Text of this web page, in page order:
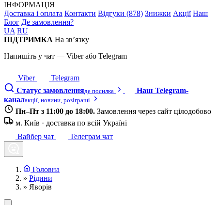
ІНФОРМАЦІЯ
Доставка і оплата Контакти Відгуки (878) Знижки Акції Наш
Блог Де замовлення?
UA RU
ПІДТРИМКА На зв’язку
Напишіть у чат — Viber або Telegram
Viber
Telegram
Статус замовленняде посилка
Наш Telegram-
каналакції, новини, розіграші
Пн–Пт з 11:00 до 18:00. Замовлення через сайт цілодобово
м. Київ · доставка по всій Україні
Вайбер чат
Телеграм чат
Головна
» Рідини
» Яворів